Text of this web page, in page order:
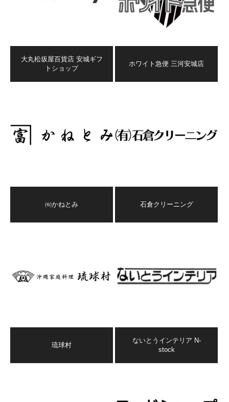
大丸松坂屋百貨店 安城ギフ
トショップ
ホワイト急便 三河安城店
㈲かねとみ 石倉クリーニング
琉球村
ないとうインテリア N-
stock